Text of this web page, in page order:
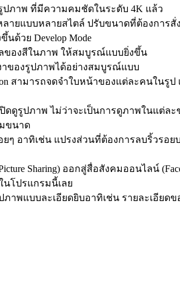
ภาพ ที่มีความคมชัดในระดับ 4K แล้ว
ายแบบหลายสไตล์ ปรับขนาดที่ต้องการสั่
นด้วย Develop Mode
ของสีในภาพ ให้สมบูรณ์แบบยิ่งขึ้น
าของรูปภาพได้อย่างสมบูรณ์แบบ
สามารถจดจำใบหน้าของแต่ละคนในรู
ปิดดูรูปภาพ ไม่ว่าจะเป็นการดูภาพในแต่ล
ขนาด
ๆ อาทิเช่น แปรงส่วนที่ต้องการลบริ้วรอ
Sharing) ออกสู่สื่อสังคมออนไลน์
นโปรแกรมนี้เลย
าพแบบละเอียดยิบอาทิเช่น รายละเอียดข